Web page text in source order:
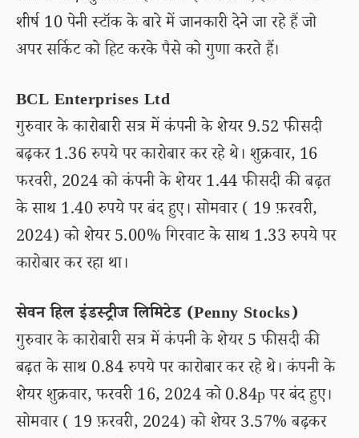
शीर्ष 10 पेनी स्टॉक के बारे में जानकारी देने जा रहे हैं जो
अपर सर्किट को हिट करके पैसे को गुणा करते हैं।
BCL Enterprises Ltd
गुरुवार के कारोबारी सत्र में कंपनी के शेयर 9.52 फीसदी
बढ़कर 1.36 रुपये पर कारोबार कर रहे थे। शुक्रवार, 16
फरवरी, 2024 को कंपनी के शेयर 1.44 फीसदी की बढ़त
के साथ 1.40 रुपये पर बंद हुए। सोमवार ( 19 फ़रवरी,
2024) को शेयर 5.00% गिरवाट के साथ 1.33 रुपये पर
कारोबार कर रहा था।
सेवन हिल इंडस्ट्रीज लिमिटेड (Penny Stocks)
गुरुवार के कारोबारी सत्र में कंपनी के शेयर 5 फीसदी की
बढ़त के साथ 0.84 रुपये पर कारोबार कर रहे थे। कंपनी के
शेयर शुक्रवार, फरवरी 16, 2024 को 0.84p पर बंद हुए।
सोमवार ( 19 फ़रवरी, 2024) को शेयर 3.57% बढ़कर